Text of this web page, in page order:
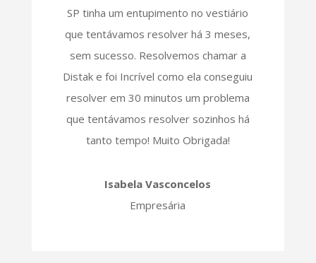
SP tinha um entupimento no vestiário
que tentávamos resolver há 3 meses,
sem sucesso. Resolvemos chamar a
Distak e foi Incrível como ela conseguiu
resolver em 30 minutos um problema
que tentávamos resolver sozinhos há
tanto tempo! Muito Obrigada!
Isabela Vasconcelos
Empresária